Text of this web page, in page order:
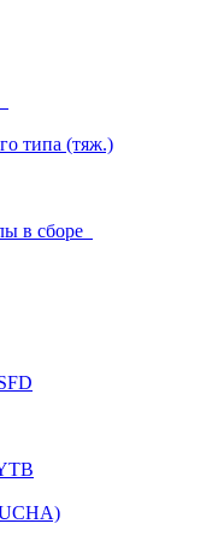
типа (тяж.)
в сборе